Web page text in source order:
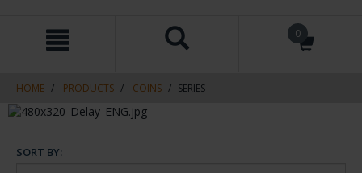
navigation
0
HOME PRODUCTS COINS SERIES
SORT BY: